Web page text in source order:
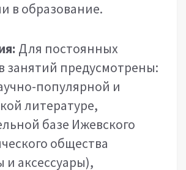
в образование.
Для постоянных
занятий предусмотрены:
популярной и
литературе,
базе Ижевского
общества
и аксессуары),